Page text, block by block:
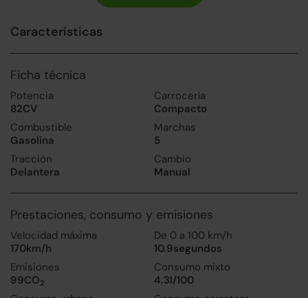
Características
Ficha técnica
Potencia
82CV
Carrocería
Compacto
Combustible
Gasolina
Marchas
5
Tracción
Delantera
Cambio
Manual
Prestaciones, consumo y emisiones
Velocidad máxima
170km/h
De 0 a 100 km/h
10.9segundos
Emisiones
99CO2
Consumo mixto
4.3l/100